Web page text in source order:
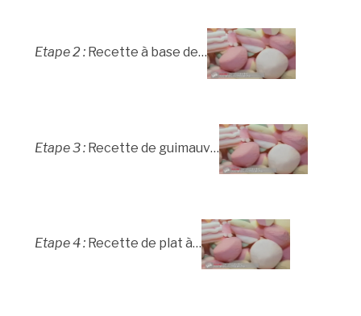
Etape 2 : Recette à base de…
Etape 3 : Recette de guimauv…
Etape 4 : Recette de plat à…